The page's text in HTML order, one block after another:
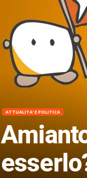
ATTUALITA' E POLITICA